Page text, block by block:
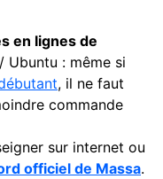
en lignes de
Ubuntu : même si
, il ne faut
commande
sur internet ou
officiel de Massa.